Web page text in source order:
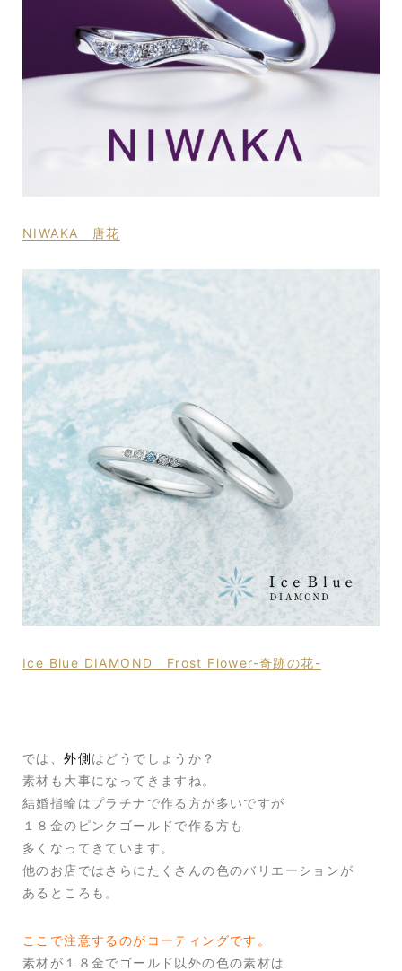
NIWAKA 唐花
Ice Blue DIAMOND Frost Flower-奇跡の花-
では、外側はどうでしょうか？
素材も大事になってきますね。
結婚指輪はプラチナで作る方が多いですが
１８金のピンクゴールドで作る方も
多くなってきています。
他のお店ではさらにたくさんの色のバリエーションが
あるところも。
ここで注意するのがコーティングです。
素材が１８金でゴールド以外の色の素材は